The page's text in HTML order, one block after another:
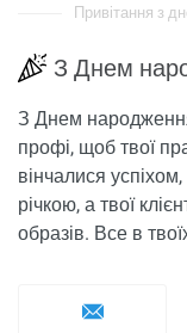
Привітання з
З Днем
З Днем
профі, щоб твої
вінчалися
річкою, а твої
образів. Все в